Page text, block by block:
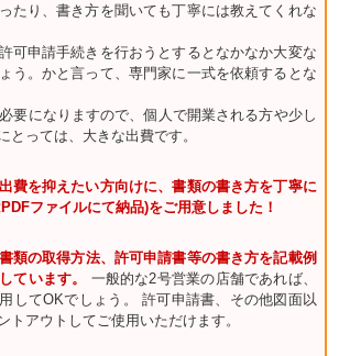
たり、書き方を聞いても丁寧には教えてくれな
可申請手続きを行おうとするとなかなか大変な
う。かと言って、専門家に一式を依頼するとな
要になりますので、個人で開業される方や少し
とっては、大きな出費です。
費を抑えたい方向けに、書類の書き方を丁寧に
ファイルにて納品)をご用意しました！
類の取得方法、許可申請書等の書き方を記載例
ています。 一般的な2号営業の店舗であれば、
してOKでしょう。 許可申請書、その他図面以
トアウトしてご使用いただけます。